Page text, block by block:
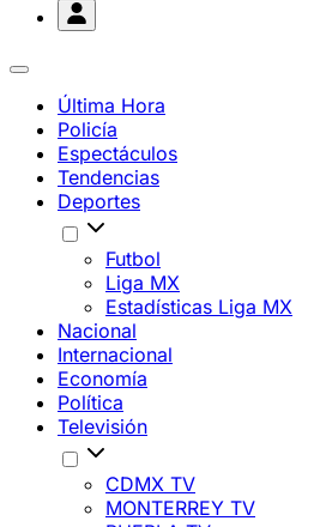
Última Hora
Policía
Espectáculos
Tendencias
Deportes
Futbol
Liga MX
Estadísticas Liga MX
Nacional
Internacional
Economía
Política
Televisión
CDMX TV
MONTERREY TV